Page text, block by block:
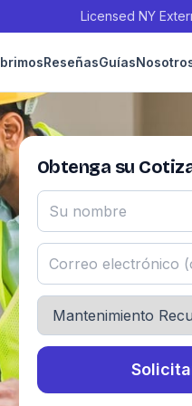
Licensed NY
ReseñasGuías
Obtenga su